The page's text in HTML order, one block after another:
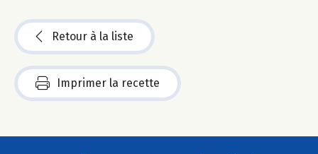
Retour à la liste
Imprimer la recette